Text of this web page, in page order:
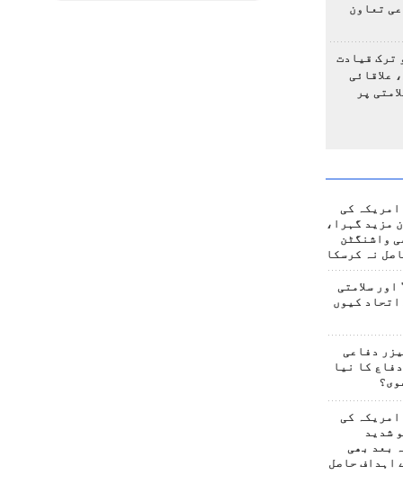
تعاون
ترک قیادت
علاقائی
پر
امریکہ کی
مزید گہرا،
واشنگٹن
نہ کرسکا
سلامتی
اتحاد کیوں
دفاعی
کا نیا
امریکہ کی
شدید
بعد بھی
اہداف حاصل